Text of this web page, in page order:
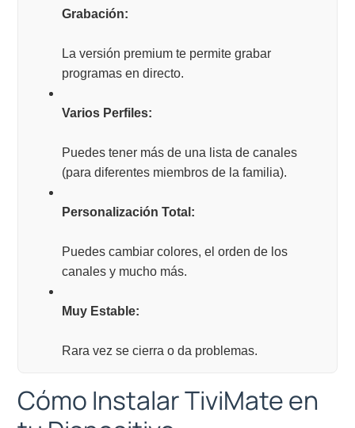
Grabación:
La versión premium te permite grabar
programas en directo.
Varios Perfiles:
Puedes tener más de una lista de canales
(para diferentes miembros de la familia).
Personalización Total:
Puedes cambiar colores, el orden de los
canales y mucho más.
Muy Estable:
Rara vez se cierra o da problemas.
Cómo Instalar TiviMate en